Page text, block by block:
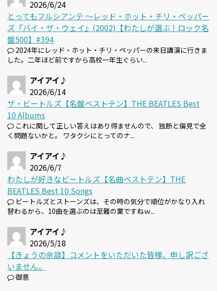
2026/6/24
とってもフルシアンテ 〜レッド・ホット・チリ・ペッパー
ズ『バイ・ザ・ウェイ』(2002)【わたしが選ぶ！ロック名
盤500】#394
2024年にレッド・ホット・チリ・ペッパーの来日講演に行きま
した。二年ほど前ですから高校一年生ぐらい...
アイアイ♪
2026/6/14
ザ・ビートルズ【名盤ベストテン】THE BEATLES Best
10 Albums
これに関して正しい答えはあり得ませんので、 独断と偏見で全
く問題ないかと。 ワタクシにとってのナ...
アイアイ♪
2026/6/7
わたしが好きなビートルズ【名曲ベストテン】THE
BEATLES Best 10 Songs
ビートルズとストーンズは、その時の気分で順位がかなり入れ
替わるから、10曲を選ぶのは至難の業ですねｗ...
アイアイ♪
2026/5/18
【きょうの余談】コメントをいただいた皆様、申し訳ござ
いません。
御意